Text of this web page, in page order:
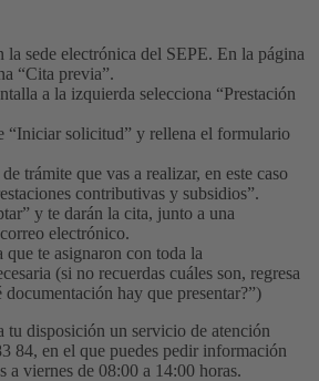
la sede electrónica del SEPE. En la página
“Cita previa”.
a la izquierda selecciona “Prestación
“Iniciar solicitud” y rellena el formulario
trámite que vas a realizar, en este caso
contributivas y subsidios”.
y te darán la cita, junto a una
electrónico.
te asignaron con toda la
(si no recuerdas cuáles son, regresa
documentación hay que presentar?”)
tu disposición un servicio de atención
84, en el que puedes pedir información
a viernes de 08:00 a 14:00 horas.